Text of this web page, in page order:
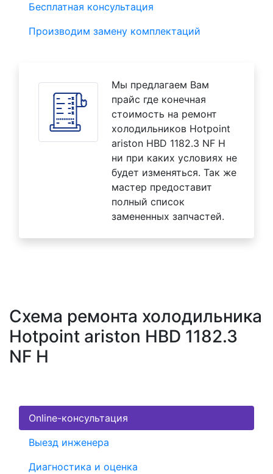
Бесплатная консультация
Производим замену комплектаций
Мы предлагаем Вам
прайс где конечная
стоимость на ремонт
холодильников Hotpoint
ariston HBD 1182.3 NF H
ни при каких условиях не
будет изменяться. Так же
мастер предоставит
полный список
замененных запчастей.
Схема ремонта холодильника
Hotpoint ariston HBD 1182.3
NF H
Online-консультация
Выезд инженера
Диагностика и оценка